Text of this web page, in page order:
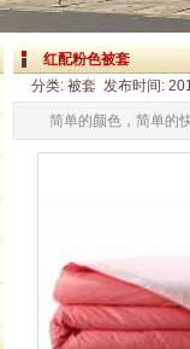
红配粉色被套
分类: 被套 发布时间:
简单的颜色，简单的快